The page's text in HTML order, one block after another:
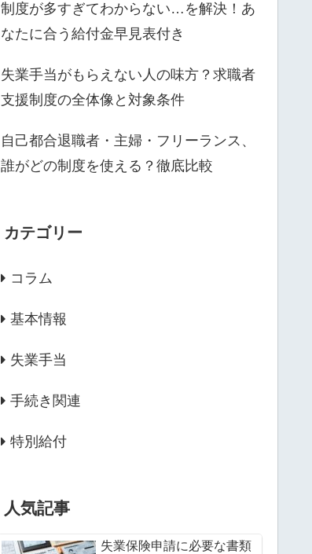
制度が多すぎてわからない…を解決！あ
なたに合う給付金早見表付き
失業手当がもらえない人の味方？求職者
支援制度の全体像と対象条件
自己都合退職者・主婦・フリーランス、
誰がどの制度を使える？徹底比較
カテゴリー
コラム
基本情報
失業手当
手続き関連
特別給付
人気記事
失業保険申請に必要な書類